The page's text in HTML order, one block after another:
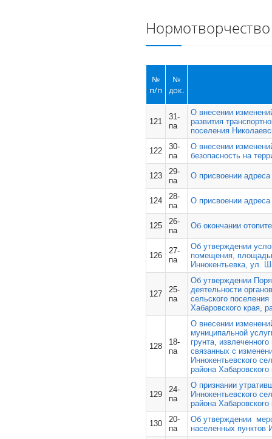
№
п/п
№
док.
121
31-
па
О внесении
развития
поселения
122
30-
па
О внесении
безопасность на
123
29-
па
О присвоении
124
28-
па
О присвоении
125
26-
па
Об окончании
126
27-
па
Об утверждении
помещения,
Иннокентьевка, ул.
127
25-
па
Об утверждении
деятельности
сельского
Хабаровского края,
128
18-
па
О внесении
муниципальной
грунта,
связанных с
Иннокентьевского
района Хабаровского
129
24-
па
О признании
Иннокентьевского
района Хабаровского
130
20-
па
Об утверждении
населенных пунктов